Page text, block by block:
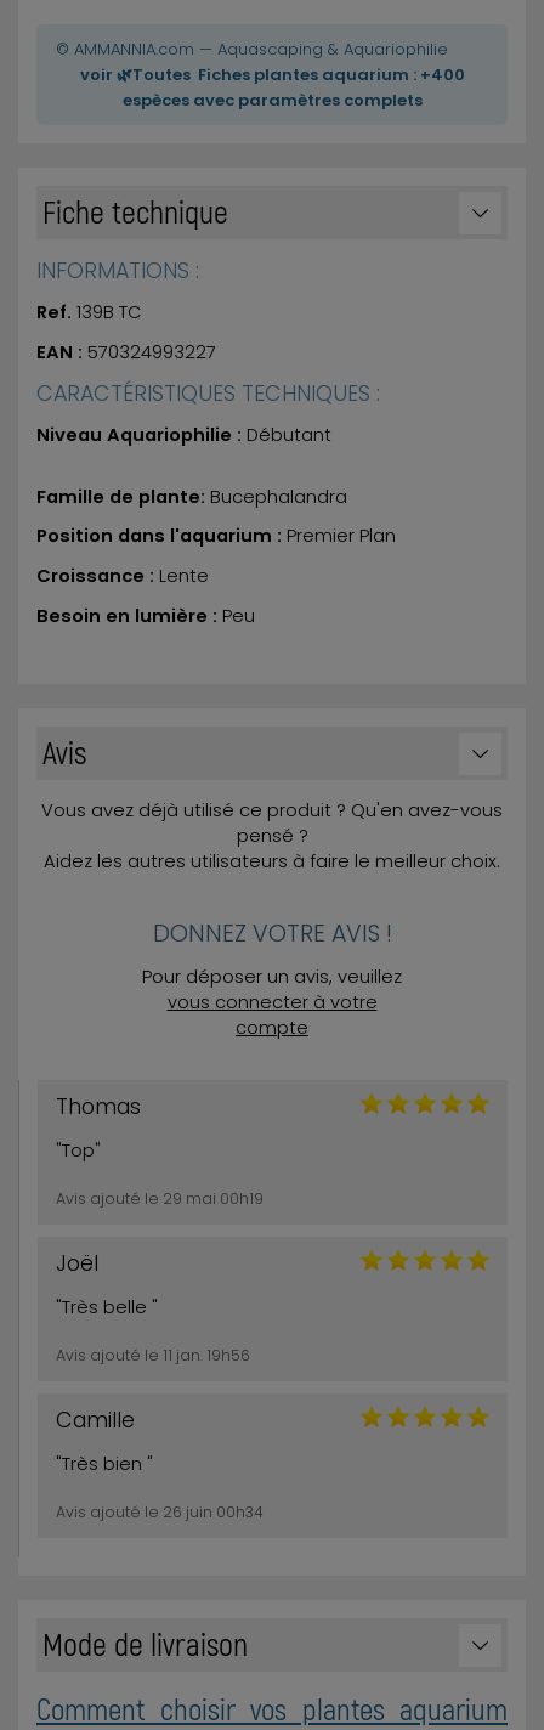
© AMMANNIA.com — Aquascaping & Aquariophilie
voir 🌿Toutes Fiches plantes aquarium : +400
espèces avec paramètres complets
Fiche technique
INFORMATIONS :
Ref. 139B TC
EAN : 570324993227
CARACTÉRISTIQUES TECHNIQUES :
Niveau Aquariophilie : Débutant
Famille de plante: Bucephalandra
Position dans l'aquarium : Premier Plan
Croissance : Lente
Besoin en lumière : Peu
Avis
Vous avez déjà utilisé ce produit ? Qu'en avez-vous
pensé ?
Aidez les autres utilisateurs à faire le meilleur choix.
DONNEZ VOTRE AVIS !
Pour déposer un avis, veuillez
vous connecter à votre
compte
Thomas
"Top"
Avis ajouté le 29 mai 00h19
Joël
"Très belle "
Avis ajouté le 11 jan. 19h56
Camille
"Très bien "
Avis ajouté le 26 juin 00h34
Mode de livraison
Comment choisir vos plantes aquarium